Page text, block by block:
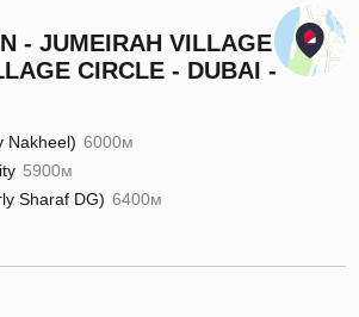
- JUMEIRAH VILLAGE -
CIRCLE - DUBAI -
Nakheel) 6000м
5900м
Sharaf DG) 6400м